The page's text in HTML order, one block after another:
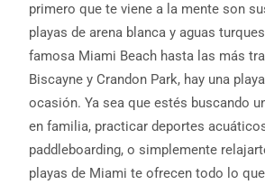
primero que te viene a la mente son
playas de arena blanca y aguas
famosa Miami Beach hasta las más
Biscayne y Crandon Park, hay una
ocasión. Ya sea que estés buscando
en familia, practicar deportes
paddleboarding, o simplemente
playas de Miami te ofrecen todo lo